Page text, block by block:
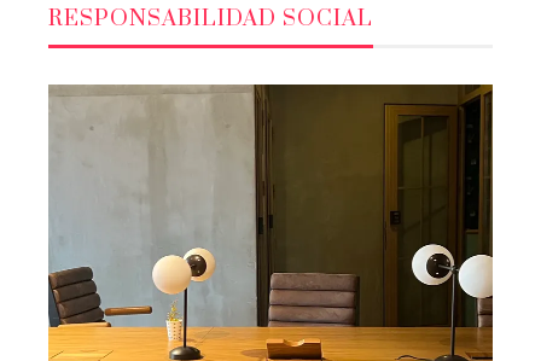
RESPONSABILIDAD SOCIAL